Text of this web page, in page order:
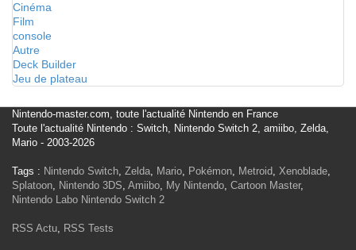
Cinéma
Film
console
Autre
Deck Builder
Jeu de plateau
Nintendo-master.com, toute l'actualité Nintendo en France
Toute l'actualité Nintendo : Switch, Nintendo Switch 2, amiibo, Zelda,
Mario - 2003-2026
Tags : Nintendo Switch, Zelda, Mario, Pokémon, Metroid, Xenoblade,
Splatoon, Nintendo 3DS, Amiibo, My Nintendo, Cartoon Master,
Nintendo Labo Nintendo Switch 2
RSS Actu, RSS Tests